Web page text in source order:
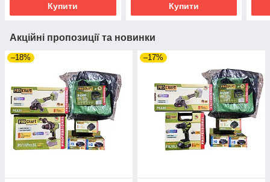
Купити Купити
Акційні пропозиції та новинки
–18% –17%